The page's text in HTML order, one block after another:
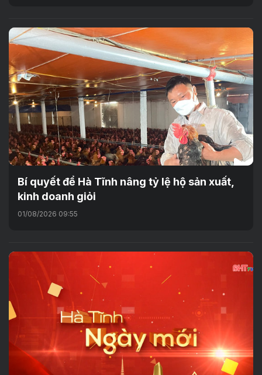
Bí quyết để Hà Tĩnh nâng tỷ lệ hộ sản xuất,
kinh doanh giỏi
01/08/2026 09:55